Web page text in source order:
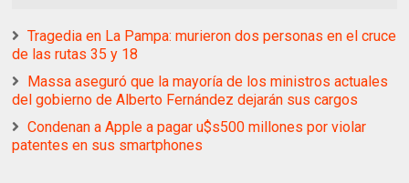
Tragedia en La Pampa: murieron dos personas en el cruce
de las rutas 35 y 18
Massa aseguró que la mayoría de los ministros actuales
del gobierno de Alberto Fernández dejarán sus cargos
Condenan a Apple a pagar u$s500 millones por violar
patentes en sus smartphones